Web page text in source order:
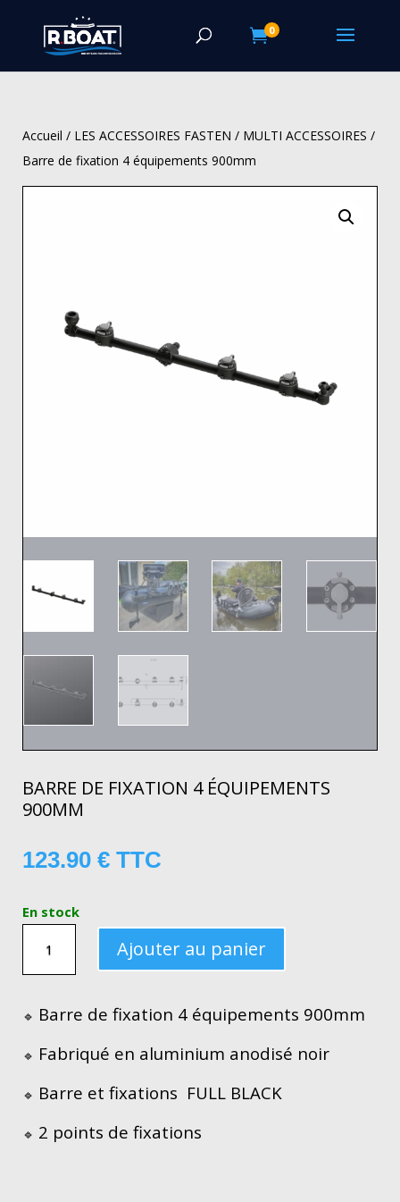
0
Accueil / LES ACCESSOIRES FASTEN / MULTI ACCESSOIRES /
Barre de fixation 4 équipements 900mm
BARRE DE FIXATION 4 ÉQUIPEMENTS
900MM
123.90 € TTC
En stock
DE
4
ÉQUIPEMENTS
Ajouter au panier
🔹 Barre de fixation 4 équipements 900mm
🔹 Fabriqué en aluminium anodisé noir
🔹 Barre et fixations FULL BLACK
🔹 2 points de fixations